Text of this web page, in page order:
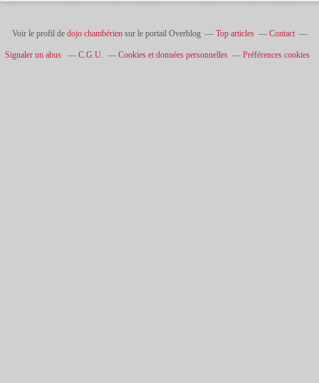
Voir le profil de dojo chambériensur le portail Overblog Top articles Contact
Signaler un abus C.G.U. Cookies et données personnelles Préférences cookies